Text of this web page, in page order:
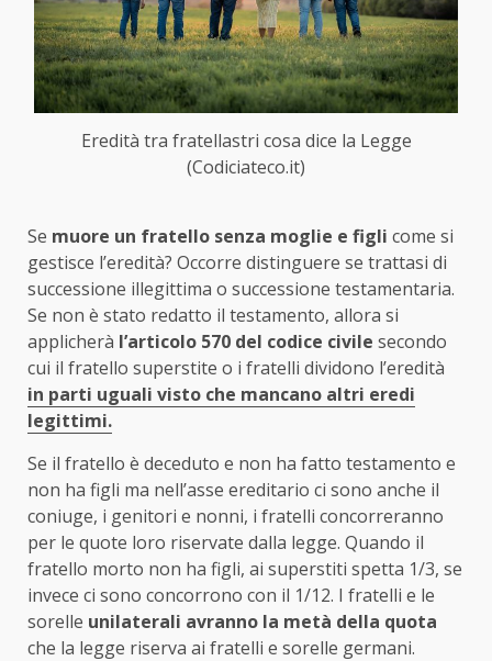
Eredità tra fratellastri cosa dice la Legge
(Codiciateco.it)
Se muore un fratello senza moglie e figli come si
gestisce l’eredità? Occorre distinguere se trattasi di
successione illegittima o successione testamentaria.
Se non è stato redatto il testamento, allora si
applicherà l’articolo 570 del codice civile secondo
cui il fratello superstite o i fratelli dividono l’eredità
in parti uguali visto che mancano altri eredi
legittimi.
Se il fratello è deceduto e non ha fatto testamento e
non ha figli ma nell’asse ereditario ci sono anche il
coniuge, i genitori e nonni, i fratelli concorreranno
per le quote loro riservate dalla legge. Quando il
fratello morto non ha figli, ai superstiti spetta 1/3, se
invece ci sono concorrono con il 1/12. I fratelli e le
sorelle unilaterali avranno la metà della quota
che la legge riserva ai fratelli e sorelle germani.